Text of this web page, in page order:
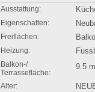
Ausstattung:
Eigenschaften:
Freiflächen:
Heizung:
Balkon-/
Terrassefläche:
9.5 m
Alter: